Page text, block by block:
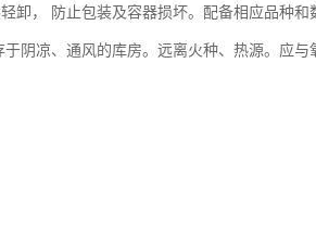
卸， 防止包装及容器损坏。配备相应品种和
阴凉、通风的库房。远离火种、热源。应与